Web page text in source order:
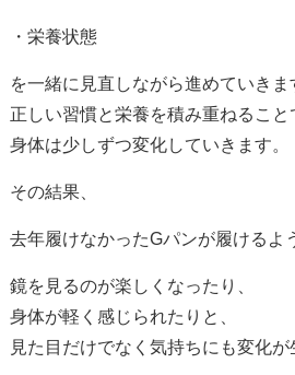
・栄養状態
を一緒に見直しながら進めていきま
正しい習慣と栄養を積み重ねること
身体は少しずつ変化していきます。
その結果、
去年履けなかったGパンが履けるよ
鏡を見るのが楽しくなったり、
身体が軽く感じられたりと、
見た目だけでなく気持ちにも変化が